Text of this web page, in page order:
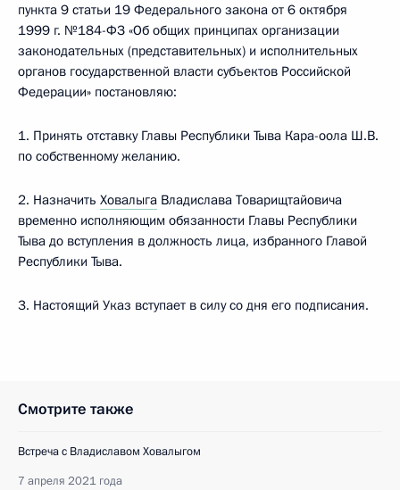
пункта 9 статьи 19 Федерального закона от 6 октября
1999 г. №184-ФЗ «Об общих принципах организации
законодательных (представительных) и исполнительных
органов государственной власти субъектов Российской
Федерации» постановляю:
1. Принять отставку Главы Республики Тыва Кара-оола Ш.В.
по собственному желанию.
2. Назначить Ховалыга Владислава Товарищтайовича
временно исполняющим обязанности Главы Республики
Тыва до вступления в должность лица, избранного Главой
Республики Тыва.
3. Настоящий Указ вступает в силу со дня его подписания.
Смотрите также
Встреча с Владиславом Ховалыгом
7 апреля 2021 года